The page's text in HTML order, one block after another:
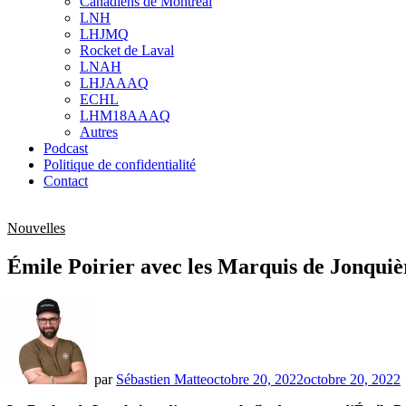
sub
menu
LNH
LHJMQ
Rocket de Laval
LNAH
LHJAAAQ
ECHL
LHM18AAAQ
Autres
Podcast
Politique de confidentialité
Contact
Nouvelles
Émile Poirier avec les Marquis de
par Sébastien Matteoctobre 20, 2022octobre 20, 2022